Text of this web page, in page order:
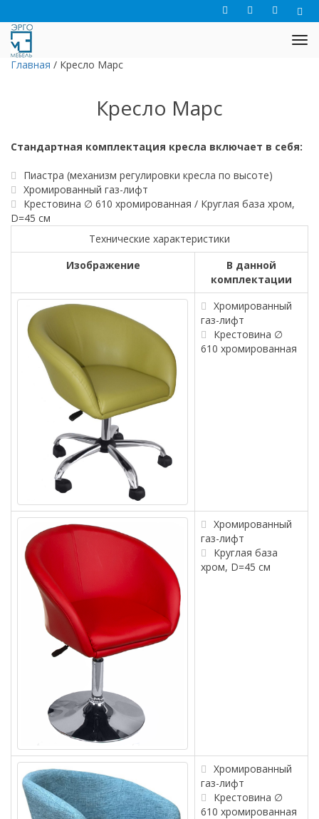
Главная / Кресло Марс
Кресло Марс
Стандартная комплектация кресла включает в себя:
Пиастра (механизм регулировки кресла по высоте)
Хромированный газ-лифт
Крестовина ∅ 610 хромированная / Круглая база хром,
D=45 см
Технические характеристики
Изображение
В данной
комплектации
Хромированный
газ-лифт
Крестовина ∅
610 хромированная
Хромированный
газ-лифт
Круглая база
хром, D=45 см
Хромированный
газ-лифт
Крестовина ∅
610 хромированная